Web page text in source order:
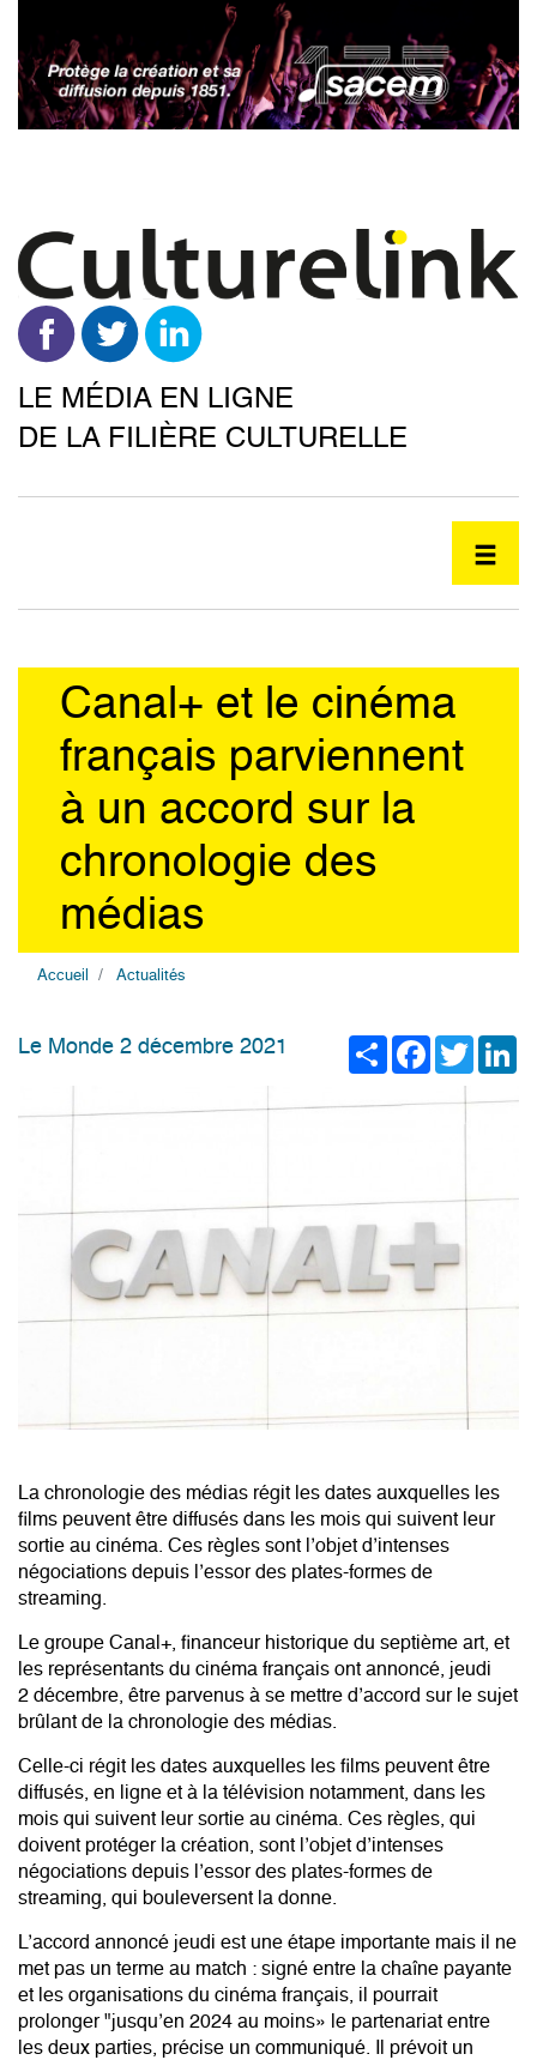
contenu
principal
LE MÉDIA EN LIGNE
DE LA FILIÈRE CULTURELLE
Canal+ et le cinéma
français parviennent
à un accord sur la
chronologie des
médias
Accueil Actualités
ShareFacebook
Twitter
Le Monde 2 décembre 2021
La chronologie des médias régit les dates auxquelles les
films peuvent être diffusés dans les mois qui suivent leur
sortie au cinéma. Ces règles sont l’objet d’intenses
négociations depuis l’essor des plates-formes de
streaming.
Le groupe Canal+, financeur historique du septième art, et
les représentants du cinéma français ont annoncé, jeudi
2 décembre, être parvenus à se mettre d’accord sur le sujet
brûlant de la chronologie des médias.
Celle-ci régit les dates auxquelles les films peuvent être
diffusés, en ligne et à la télévision notamment, dans les
mois qui suivent leur sortie au cinéma. Ces règles, qui
doivent protéger la création, sont l’objet d’intenses
négociations depuis l’essor des plates-formes de
streaming, qui bouleversent la donne.
L’accord annoncé jeudi est une étape importante mais il ne
met pas un terme au match : signé entre la chaîne payante
et les organisations du cinéma français, il pourrait
prolonger "jusqu’en 2024 au moins» le partenariat entre
les deux parties, précise un communiqué. Il prévoit un